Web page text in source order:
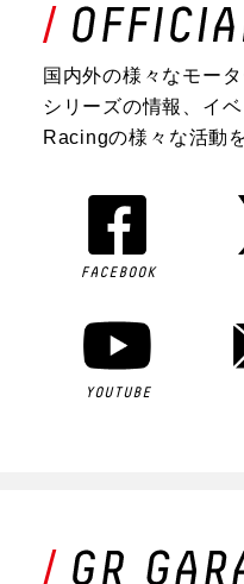
国内外の様々なモー
シリーズの情報、イ
Racingの様々な活動
FACEBOOK
YOUTUBE